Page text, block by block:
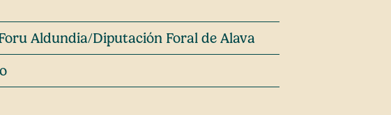
Aldundia/Diputación Foral de Alava